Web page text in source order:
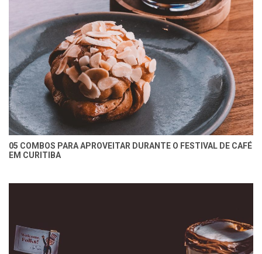
05 COMBOS PARA APROVEITAR DURANTE O FESTIVAL DE CAFÉ
EM CURITIBA